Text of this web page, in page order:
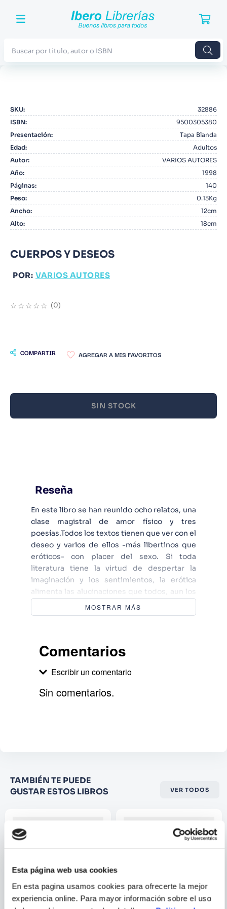
Esta página web usa cookies
En esta pagina usamos cookies para ofrecerte la mejor
experiencia online. Para mayor información sobre el uso
SKU:
32886
ISBN:
9500305380
Presentación:
Tapa Blanda
Edad:
Adultos
Autor:
VARIOS AUTORES
Año:
1998
Páginas:
140
Peso:
0.13Kg
Ancho:
12cm
Alto: 18cm
CUERPOS Y DESEOS
POR: VARIOS AUTORES
☆☆☆☆☆ (0)
COMPARTIR
SIN STOCK
Reseña
En este libro se han reunido ocho relatos, una
clase magistral de amor físico y tres
poesías.Todos los textos tienen que ver con el
deseo y varios de ellos -más libertinos que
eróticos- con placer del sexo. Si toda
literatura tiene la virtud de despertar la
imaginación y los sentimientos, la erótica
alimenta las alucinaciones que todos, aun los
más beatos -y posiblemente los más beatos-
tienen guardados bajo siete llaves.
MOSTRAR MÁS
Comentarios
Escribir un comentario
Califique el producto de 1 a 5
estrellas
Escribir comentario
Sin comentarios.
TAMBIÉN TE PUEDE
GUSTAR ESTOS LIBROS
VER TODOS
2. Blue Lock
3. Jujutsu Kaisen
4. Odisea
5. Manga
6. Stephen King
7. Iliada
8.
10.1984